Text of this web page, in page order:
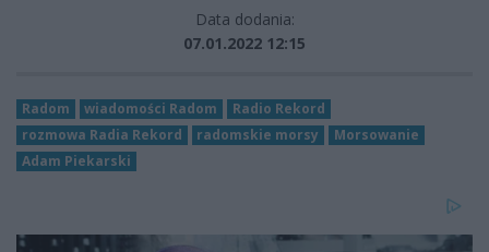
Data dodania:
07.01.2022 12:15
Radom wiadomości Radom
Radio Rekord
rozmowa Radia Rekord
radomskie morsy
Morsowanie
Adam Piekarski